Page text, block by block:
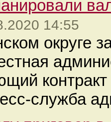
14:55
округе
служба